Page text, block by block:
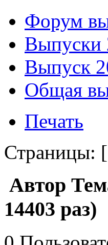
Форум
Выпуски
Выпуск
Общая
Печать
Страницы: [
Автор
14403 раз)